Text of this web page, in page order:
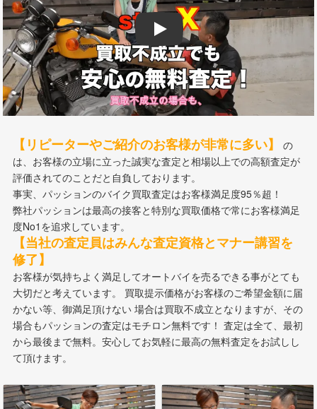
Play
【リピーターやご紹介のお客様が非常に多い】
は、お客様の立場に立った誠実な査定と相場以上での高額査定が
評価されてのことだと自負しております。
事実、パッションのバイク買取査定はお客様満足度95％超！
弊社パッションは最高の接客と特別な買取価格で常にお客様満足
度No1を追求しています。
【当社の査定員はみんな査定資格とマナー講習を
修了】
お客様が気持ちよく満足してオートバイを売るできる事がとても
大切だと考えています。 買取提示価格がお客様のご希望金額に届
かない等、御満足頂けない 場合は買取不成立となりますが、その
場合もパッションの査定はモチロン無料です！ 査定は全て、最初
から最後まで無料。安心してお気軽に最高の無料査定をお試しし
て頂けます。